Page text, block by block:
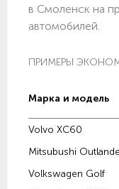
в Смоленск на
автомобилей.
ПРИМЕРЫ
Марка и модель
Volvo XC60
Mitsubushi
Volkswagen Golf